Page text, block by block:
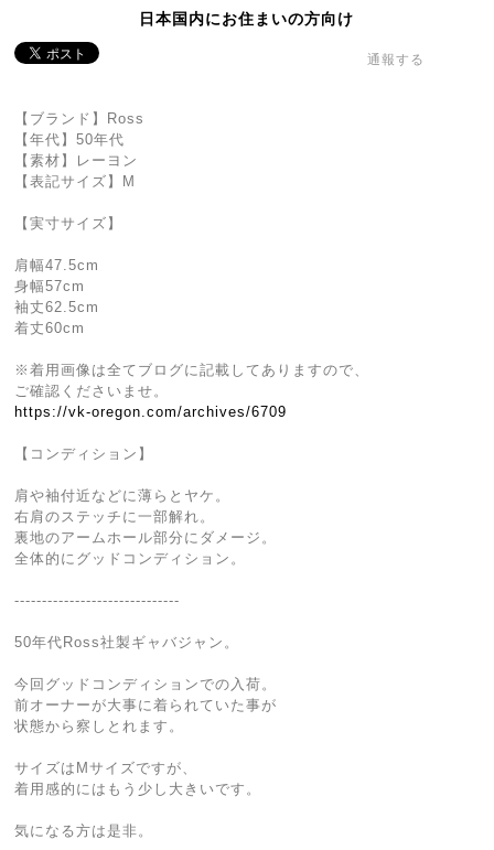
日本国内にお住まいの方向け
通報する
【ブランド】Ross
【年代】50年代
【素材】レーヨン
【表記サイズ】M
【実寸サイズ】
肩幅47.5cm
身幅57cm
袖丈62.5cm
着丈60cm
※着用画像は全てブログに記載してありますので、
ご確認くださいませ。
https://vk-oregon.com/archives/6709
【コンディション】
肩や袖付近などに薄らとヤケ。
右肩のステッチに一部解れ。
裏地のアームホール部分にダメージ。
全体的にグッドコンディション。
------------------------------
50年代Ross社製ギャバジャン。
今回グッドコンディションでの入荷。
前オーナーが大事に着られていた事が
状態から察しとれます。
サイズはMサイズですが、
着用感的にはもう少し大きいです。
気になる方は是非。